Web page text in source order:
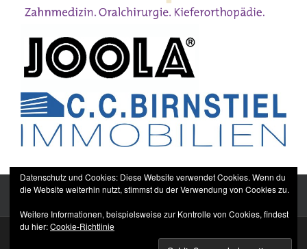
Datenschutzerklärung
Datenschutz und Cookies: Diese Website verwendet Cookies. Wenn du
die Website weiterhin nutzt, stimmst du der Verwendung von Cookies zu.
Weitere Informationen, beispielsweise zur Kontrolle von Cookies, findest
du hier:Cookie-Richtlinie